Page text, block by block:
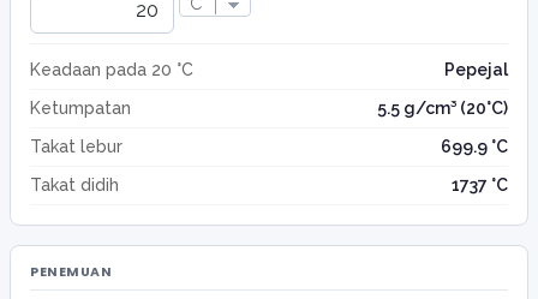
Keadaan pada 20 °C
Pepejal
Ketumpatan
5.5 g/cm³ (20°C)
Takat lebur
699.9 °C
Takat didih
1737 °C
PENEMUAN